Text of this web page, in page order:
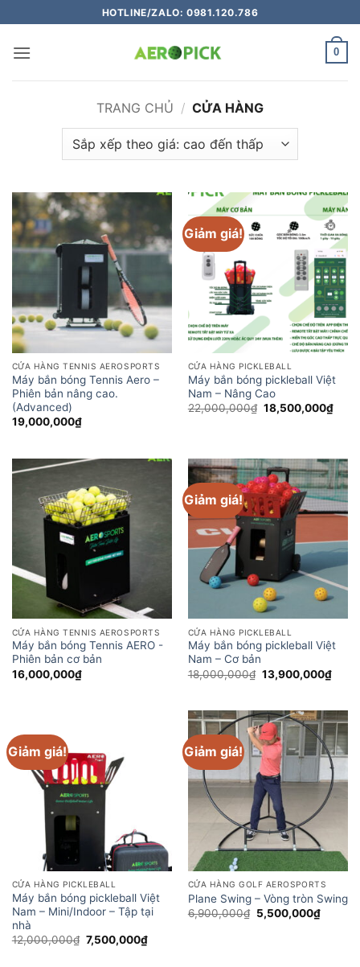
qua
nội
HOTLINE/ZALO: 0981.120.786
0
TRANG CHỦ / CỬA HÀNG
CỬA HÀNG TENNIS AEROSPORTS
Máy bắn bóng Tennis Aero –
Phiên bản nâng cao.
(Advanced)
19,000,000₫
Giảm giá!
CỬA HÀNG PICKLEBALL
Máy bắn bóng pickleball Việt
Nam – Nâng Cao
22,000,000₫ Giá
gốc
18,500,000₫Giá
hiện
CỬA HÀNG TENNIS AEROSPORTS
Máy bắn bóng Tennis AERO -
Phiên bản cơ bản
16,000,000₫
Giảm giá!
CỬA HÀNG PICKLEBALL
Máy bắn bóng pickleball Việt
Nam – Cơ bản
18,000,000₫ Giá
gốc
13,900,000₫Giá
hiện
Giảm giá!
CỬA HÀNG PICKLEBALL
Máy bắn bóng pickleball Việt
Nam – Mini/Indoor – Tập tại
nhà
12,000,000₫ Giá
gốc
7,500,000₫Giá
hiện
Giảm giá!
CỬA HÀNG GOLF AEROSPORTS
Plane Swing – Vòng tròn Swing
6,900,000₫ Giá
gốc
5,500,000₫Giá
hiện